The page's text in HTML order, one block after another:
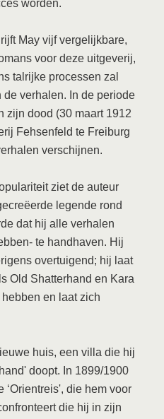
worden.
May vijf vergelijkbare,
voor deze uitgeverij,
talrijke processen zal
verhalen. In de periode
zijn dood (30 maart 1912
Fehsenfeld te Freiburg
verschijnen.
ziet de auteur
legende rond
dat hij alle verhalen
te handhaven. Hij
overtuigend; hij laat
Old Shatterhand en Kara
en laat zich
huis, een villa die hij
doopt. In 1899/1900
‘Orientreis', die hem voor
die hij in zijn